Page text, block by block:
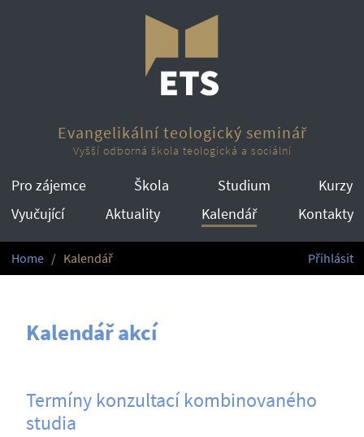
Evangelikální teologický seminář
Vyšší odborná škola teologická a sociální
Pro zájemce Škola Studium
Kurzy
Vyučující
Aktuality Kalendář Kontakty
Home Kalendář Přihlásit
Kalendář akcí
Termíny konzultací kombinovaného
studia